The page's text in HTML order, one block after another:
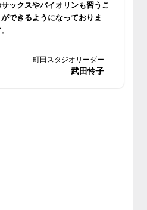
ックスやバイオリンも習うこ
ができるようになっておりま
お気軽においでください
町田スタジオリーダー
武田怜子